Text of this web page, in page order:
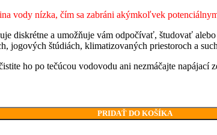
vody nízka, čím sa zabráni akýmkoľvek
diskrétne a umožňuje vám odpočívať, študovať
jogových štúdiách, klimatizovaných priestoroch a
ho po tečúcou vodovodu ani nezmáčajte
PRIDAŤ DO KOŠÍKA